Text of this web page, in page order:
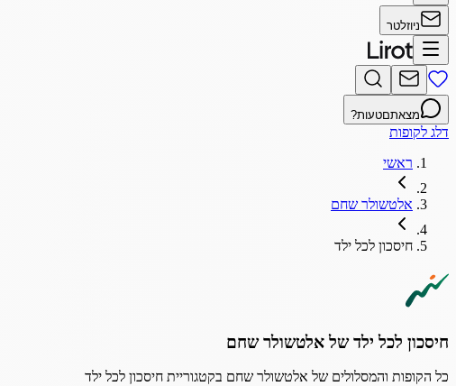
ניוזלטר
מצאתםטעות?
דלג לקופות
ראשי
אלטשולר שחם
חיסכון לכל ילד
חיסכון לכל ילד של אלטשולר שחם
כל הקופות והמסלולים של אלטשולר שחם בקטגוריית חיסכון לכל ילד